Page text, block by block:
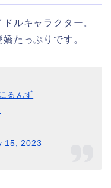
ルキャラクター。
たっぷりです。
るんず
15, 2023